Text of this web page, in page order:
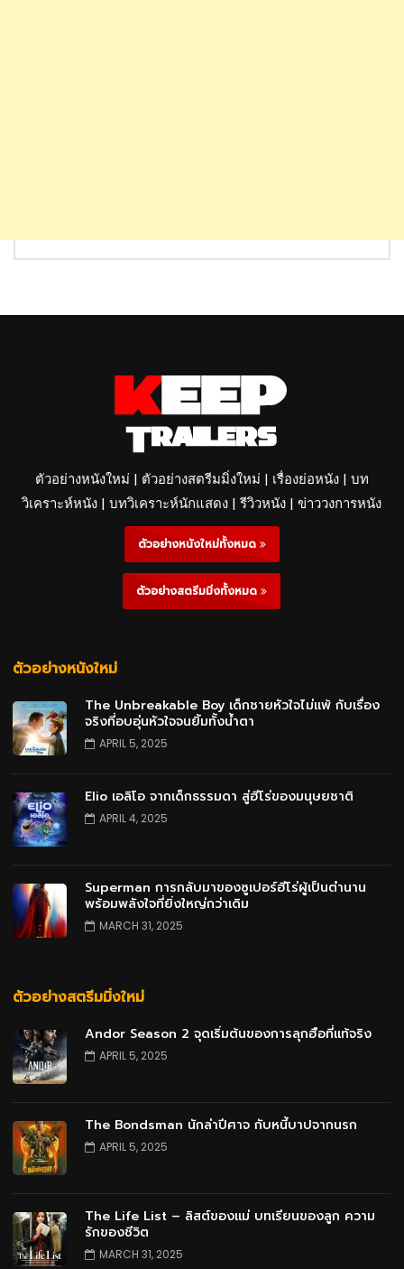
ตัวอย่างหนังใหม่ | ตัวอย่างสตรีมมิ่งใหม่ | เรื่องย่อหนัง | บท
วิเคราะห์หนัง | บทวิเคราะห์นักแสดง | รีวิวหนัง | ข่าววงการหนัง
ตัวอย่างหนังใหม่ทั้งหมด
ตัวอย่างสตรีมมิ่งทั้งหมด
ตัวอย่างหนังใหม่
The Unbreakable Boy เด็กชายหัวใจไม่แพ้ กับเรื่อง
จริงที่อบอุ่นหัวใจจนยิ้มทั้งน้ำตา
APRIL 5, 2025
Elio เอลิโอ จากเด็กธรรมดา สู่ฮีโร่ของมนุษยชาติ
APRIL 4, 2025
Superman การกลับมาของซูเปอร์ฮีโร่ผู้เป็นตำนาน
พร้อมพลังใจที่ยิ่งใหญ่กว่าเดิม
MARCH 31, 2025
ตัวอย่างสตรีมมิ่งใหม่
Andor Season 2 จุดเริ่มต้นของการลุกฮือที่แท้จริง
APRIL 5, 2025
The Bondsman นักล่าปีศาจ กับหนี้บาปจากนรก
APRIL 5, 2025
The Life List – ลิสต์ของแม่ บทเรียนของลูก ความ
รักของชีวิต
MARCH 31, 2025